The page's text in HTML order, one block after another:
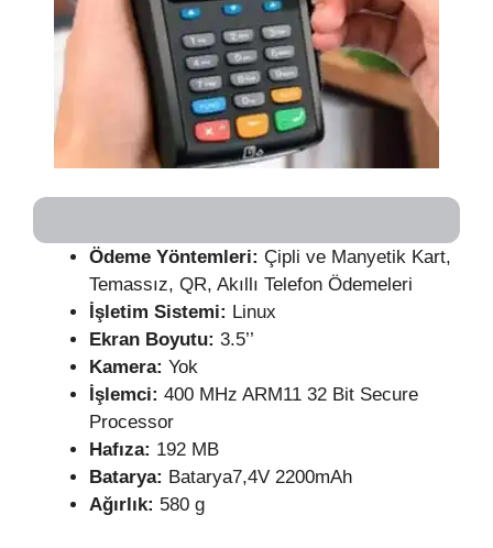
Ödeme Yöntemleri: Çipli ve Manyetik Kart,
Temassız, QR, Akıllı Telefon Ödemeleri
İşletim Sistemi: Linux
Ekran Boyutu: 3.5’’
Kamera: Yok
İşlemci: 400 MHz ARM11 32 Bit Secure
Processor
Hafıza: 192 MB
Batarya: Batarya7,4V 2200mAh
Ağırlık: 580 g